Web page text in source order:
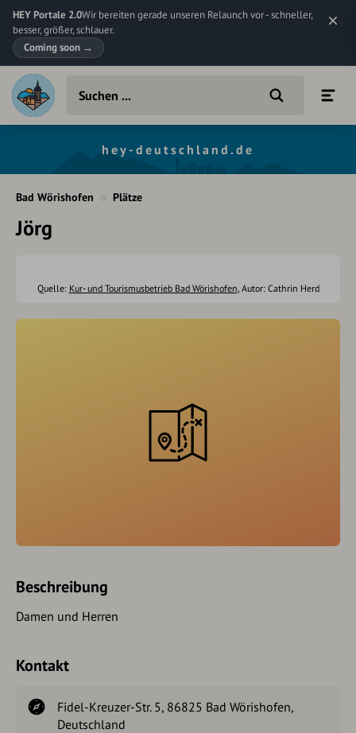
HEY Portale 2.0Wir bereiten gerade unseren Relaunch vor - schneller,
besser, größer, schlauer.
Coming soon →
hey-deutschland.de
Bad Wörishofen Plätze
Jörg
Quelle: Kur- und Tourismusbetrieb Bad Wörishofen, Autor: Cathrin Herd
Beschreibung
Damen und Herren
Kontakt
Fidel-Kreuzer-Str. 5, 86825 Bad Wörishofen,
Deutschland